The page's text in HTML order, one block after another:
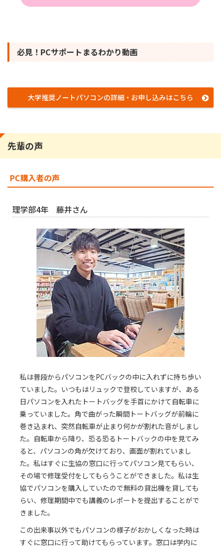
必見！PCサポートまるわかり動画
大学推奨ノートパソコンの詳細・お申し込みはこちら
先輩の声
PC購入者の声
理学部4年 藤井さん
私は普段からパソコンをPCバックの中に入れずに持ち歩い
ていました。いつもはリュックで登校していますが、ある
日パソコンを入れたトートバッグを手首にかけて自転車に
乗っていました。角で曲がった瞬間トートバッグが前輪に
巻き込まれ、突然自転車が止まり何かが割れた音がしまし
た。自転車から降り、恐る恐るトートバックの中を見てみ
ると、パソコンの角が欠けており、画面が割れていまし
た。私はすぐに生協の窓口に行ってパソコン見てもらい、
その場で修理受付をしてもらうことができました。私は生
協でパソコンを購入していたので無料の貸出機を貸しても
らい、修理期間中でも講義のレポートを提出することがで
きました。​
この出来事以外でもパソコンの様子がおかしくなった時は
すぐに窓口に行って助けてもらっています。窓口は学内に